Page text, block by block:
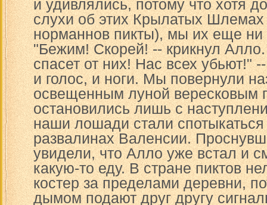
и удивлялись, потому что хотя
слухи об этих Крылатых Шлемах
норманнов пикты), мы их еще ни
"Бежим! Скорей! -- крикнул
спасет от них! Нас всех убьют!"
и голос, и ноги. Мы повернули
освещенным луной вересковым
остановились лишь с
наши лошади стали
развалинах Валенсии.
увидели, что Алло уже встал и
какую-то еду. В стране пиктов
костер за пределами деревни,
дымом подают друг другу